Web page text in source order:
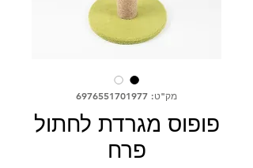
מק"ט: 6976551701977
פופוס מגרדת לחתול
פרח